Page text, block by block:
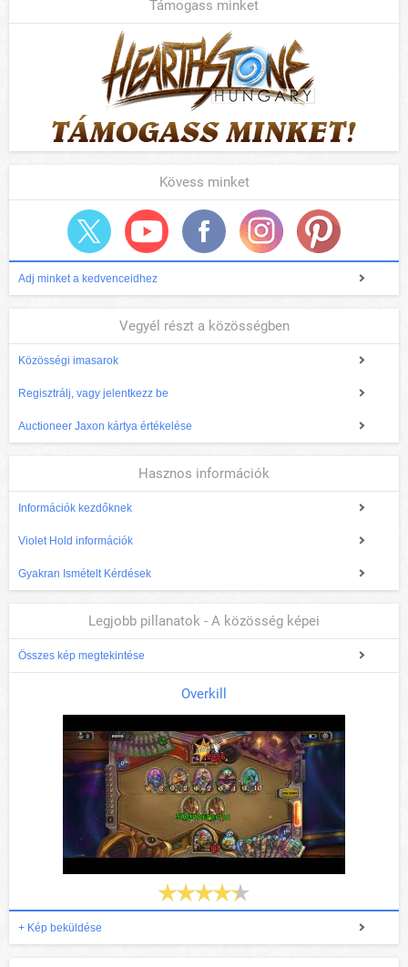
Támogass minket
Kövess minket
Adj minket a kedvenceidhez
Vegyél részt a közösségben
Közösségi imasarok
Regisztrálj, vagy jelentkezz be
Auctioneer Jaxon kártya értékelése
Hasznos információk
Információk kezdőknek
Violet Hold információk
Gyakran Ismételt Kérdések
Legjobb pillanatok - A közösség képei
Összes kép megtekintése
Overkill
+ Kép beküldése